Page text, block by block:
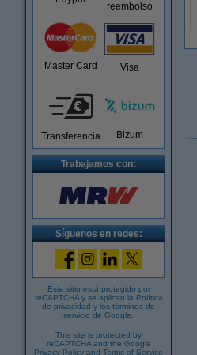
reembolso
Master Card Visa
Transferencia Bizum
Trabajamos con:
Síguenos en redes:
Este sitio está protegido por
reCAPTCHA y se aplican la Política
de privacidad y los términos de
servicio de Google
This site is protected by
reCAPTCHA and the Google
Privacy Policy and Terms of Service